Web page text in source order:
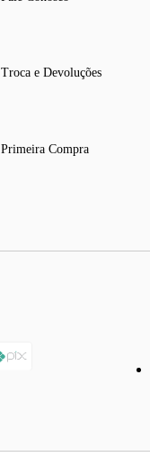
Troca e Devoluções
Primeira Compra